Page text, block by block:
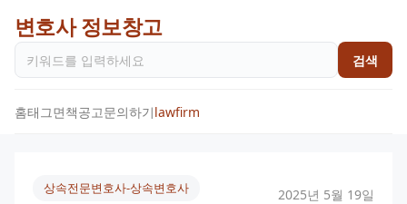
변호사 정보창고
검색
홈태그면책공고문의하기lawfirm
상속전문변호사-상속변호사 2025년 5월 19일